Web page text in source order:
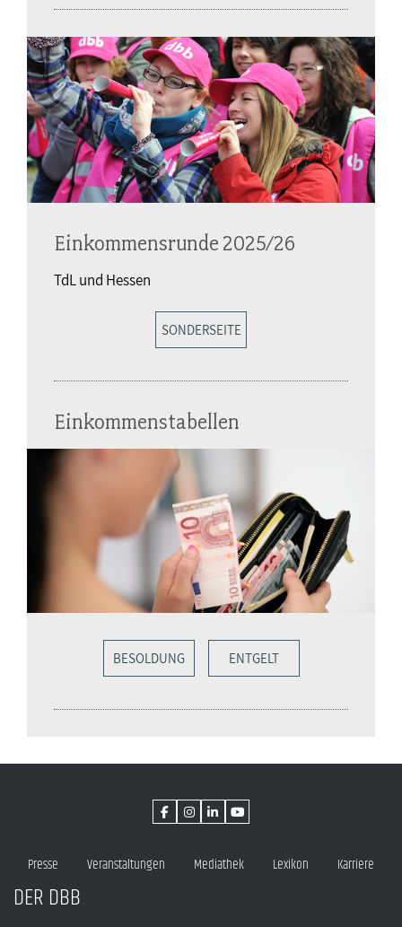
Einkommensrunde 2025/26
TdL und Hessen
SONDERSEITE
Einkommenstabellen
BESOLDUNG ENTGELT
Presse Veranstaltungen Mediathek Lexikon Karriere
DER DBB